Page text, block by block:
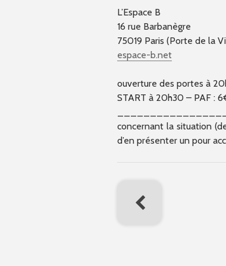
L’Espace B
16 rue Barbanègre
75019 Paris (Porte de la
espace-b.net
ouverture des portes à
START à 20h30 – PAF :
concernant la situation
d’en présenter un pour